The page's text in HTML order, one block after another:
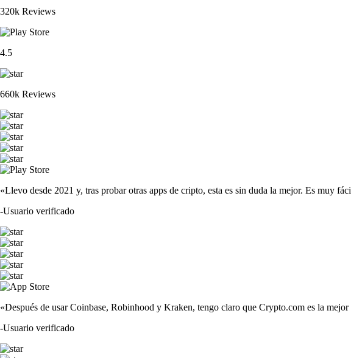
320k Reviews
4.5
660k Reviews
«Llevo desde 2021 y, tras probar otras apps de cripto, esta es sin duda la mejor. Es muy
-Usuario verificado
«Después de usar Coinbase, Robinhood y Kraken, tengo claro que Crypto.com es la
-Usuario verificado